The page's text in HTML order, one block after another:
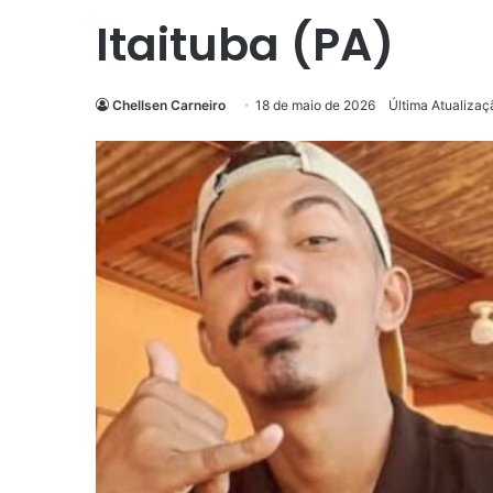
Itaituba (PA)
Chellsen Carneiro 18 de maio de 2026 Última